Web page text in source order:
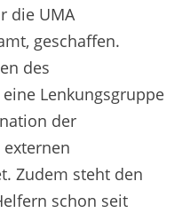
die UMA
geschaffen.
des
Lenkungsgruppe
der
Zudem steht den
schon seit